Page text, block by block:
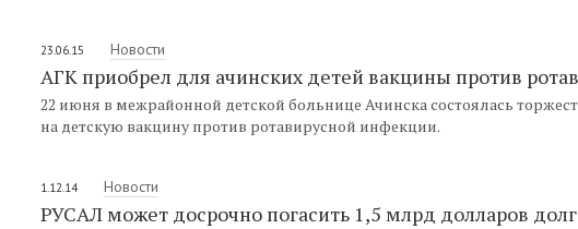
23.06.15 Новости
АГК приобрел для ачинских детей вакцины против
22 июня в межрайонной детской больнице Ачинска состоялась
на детскую вакцину против ротавирусной инфекции.
1.12.14 Новости
РУСАЛ может досрочно погасить 1,5 млрд долларов